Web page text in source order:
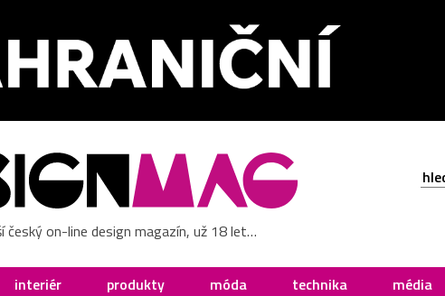
český on-line design magazín, už 18 let…
interiér produkty móda technika média